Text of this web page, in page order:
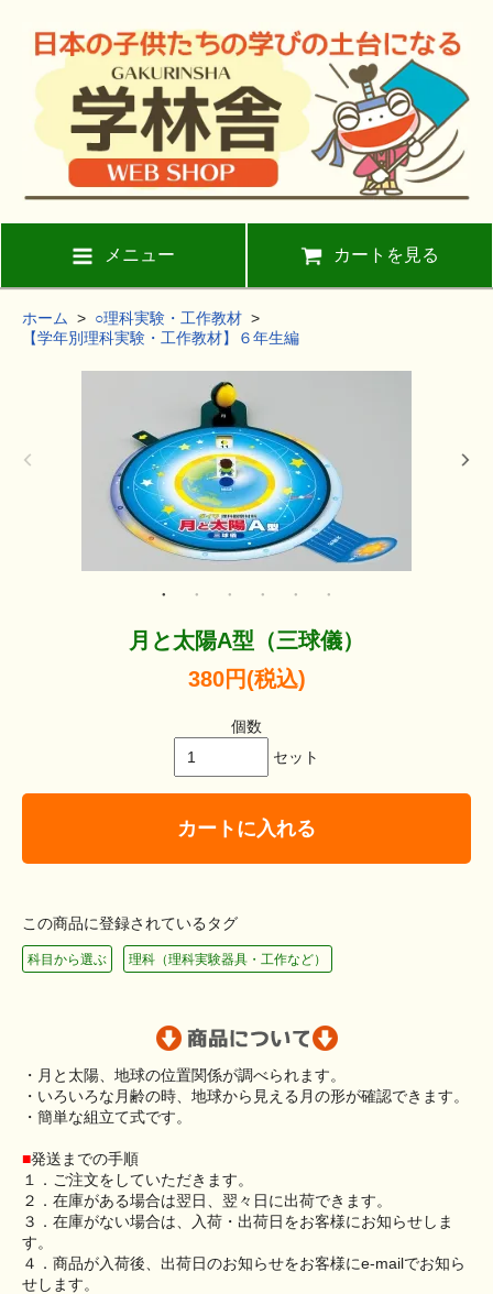
メニュー カートを見る
ホーム > ○理科実験・工作教材 >
【学年別理科実験・工作教材】６年生編
月と太陽A型（三球儀）
380円(税込)
個数
セット
カートに入れる
この商品に登録されているタグ
科目から選ぶ 理科（理科実験器具・工作など）
・月と太陽、地球の位置関係が調べられます。
・いろいろな月齢の時、地球から見える月の形が確認できます。
・簡単な組立て式です。
■発送までの手順
１．ご注文をしていただきます。
２．在庫がある場合は翌日、翌々日に出荷できます。
３．在庫がない場合は、入荷・出荷日をお客様にお知らせしま
す。
４．商品が入荷後、出荷日のお知らせをお客様にe-mailでお知ら
せします。